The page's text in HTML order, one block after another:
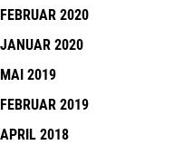
FEBRUAR 2020
JANUAR 2020
MAI 2019
FEBRUAR 2019
APRIL 2018